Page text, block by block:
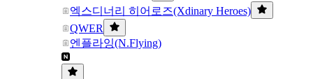
엑스디너리 히어로즈(Xdinary Heroes)
QWER
엔플라잉(N.Flying)